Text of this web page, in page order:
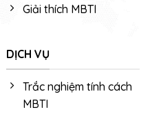
Giải thích MBTI
DỊCH VỤ
Trắc nghiệm tính cách
MBTI